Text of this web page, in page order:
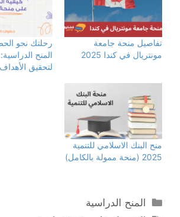
تفاصيل منحة جامعة
مونتريال في كندا 2025
رحلتك نحو
المنح
لتحقيق الأهداف
منح البنك الاسلامي للتنمية
2025 (منحة ممولة بالكامل)
التصنيفات
المنح الدراسية